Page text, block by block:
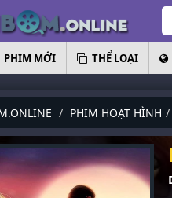
PHIM MỚI THỂ LOẠI
PHIM HOẠT HÌNH